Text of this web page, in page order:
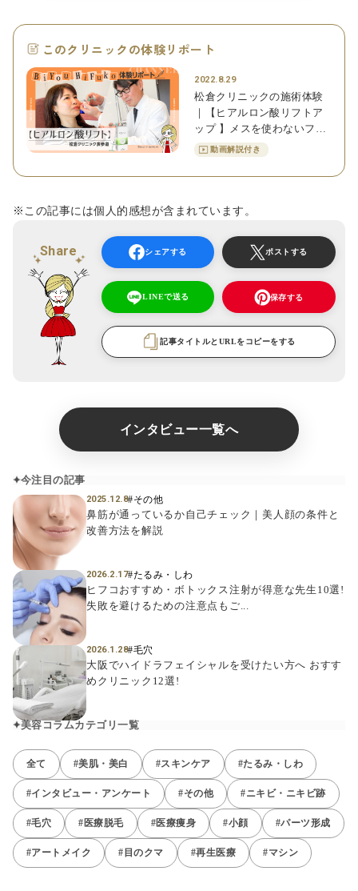
このクリニックの体験リポート
2022.8.29
松倉クリニックの施術体験
｜【ヒアルロン酸リフトア
ップ 】メスを使わないフェ
イスリフトとは！？ナチュ
ラルな施術効果を体験！
動画解説付き
※この記事には個人的感想が含まれています。
Share シェアする ポストする
LINEで送る 保存する
記事タイトルとURLをコピーをする
インタビュー一覧へ
今注目の記事
2025.12.8#その他
鼻筋が通っているか自己チェック｜美人顔の条件と
改善方法を解説
2026.2.17#たるみ・しわ
ヒフコおすすめ・ボトックス注射が得意な先生10選!
失敗を避けるための注意点もご...
2026.1.28#毛穴
大阪でハイドラフェイシャルを受けたい方へ おすす
めクリニック12選!
美容コラムカテゴリ一覧
全て #美肌・美白 #スキンケア #たるみ・しわ
#インタビュー・アンケート #その他 #ニキビ・ニキビ跡
#毛穴 #医療脱毛 #医療痩身 #小顔 #パーツ形成
#アートメイク #目のクマ #再生医療 #マシン